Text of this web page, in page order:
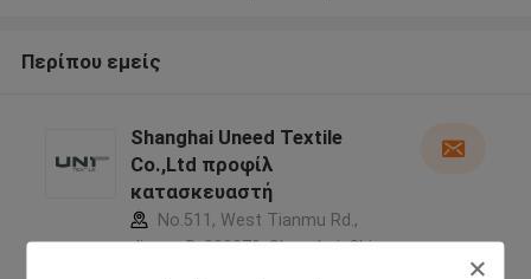
Περίπου εμείς
Shanghai Uneed Textile
Co.,Ltd προφίλ
κατασκευαστή
No.511, West Tianmu Rd.,
Jingan D. 200070, Shanghai, China